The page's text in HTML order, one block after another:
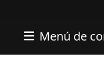
Menú de